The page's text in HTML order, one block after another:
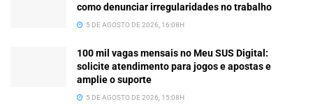
como denunciar irregularidades no trabalho
5 DE AGOSTO DE 2026, 16:08H
100 mil vagas mensais no Meu SUS Digital:
solicite atendimento para jogos e apostas e
amplie o suporte
5 DE AGOSTO DE 2026, 15:08H